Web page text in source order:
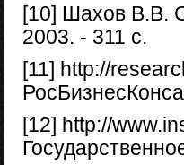
[10] Шахов В.В.
2003. - 311 с.
[11] http://
[12] http://